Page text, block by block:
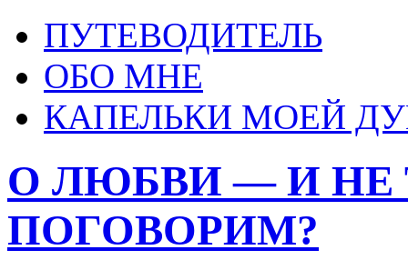
ПУТЕВОДИТЕЛЬ
ОБО МНЕ
КАПЕЛЬКИ МОЕЙ
О ЛЮБВИ — И НЕ
ПОГОВОРИМ?